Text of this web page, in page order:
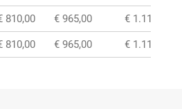
810,00 € 965,00 € 1.115,00
810,00 € 965,00 € 1.115,00